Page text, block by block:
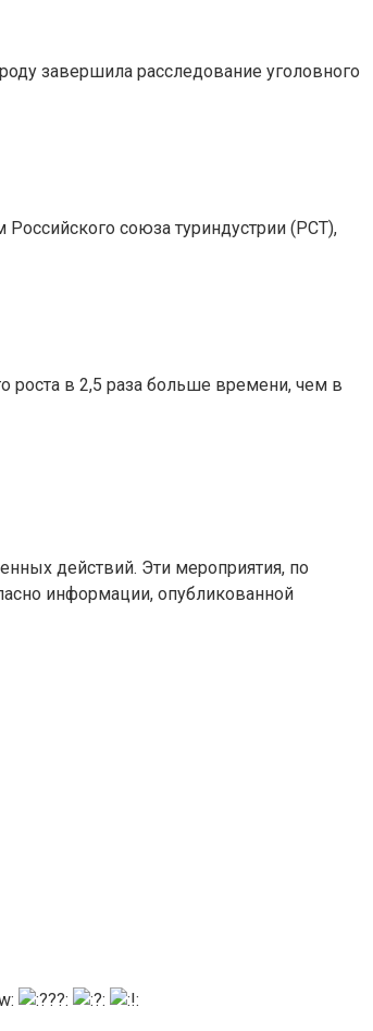
завершила расследование уголовного
союза туриндустрии (РСТ),
роста в 2,5 раза больше времени, чем в
действий. Эти мероприятия, по
информации, опубликованной